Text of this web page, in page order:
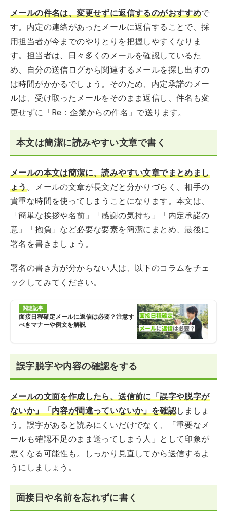
メールの件名は、変更せずに返信するのがおすすめで
す。内定の連絡があったメールに返信することで、採
用担当者が今までのやりとりを把握しやすくなりま
す。担当者は、日々多くのメールを確認しているた
め、自分の送信ログから関連するメールを探し出すの
は時間がかかるでしょう。そのため、内定承諾のメー
ルは、受け取ったメールをそのまま返信し、件名も変
更せずに「Re：企業からの件名」で送ります。
本文は簡潔に読みやすい文章で書く
メールの本文は簡潔に、読みやすい文章でまとめまし
ょう。メールの文章が長文だと分かりづらく、相手の
貴重な時間を使ってしまうことになります。本文は、
「簡単な挨拶や名前」「感謝の気持ち」「内定承諾の
意」「抱負」など必要な要素を簡潔にまとめ、最後に
署名を書きましょう。
署名の書き方が分からない人は、以下のコラムをチェ
ックしてみてください。
関連記事
面接日程確定メールに返信は必要？注意す
べきマナーや例文を解説
誤字脱字や内容の確認をする
メールの文面を作成したら、送信前に「誤字や脱字が
ないか」「内容が間違っていないか」を確認しましょ
う。誤字があると読みにくいだけでなく、「重要なメ
ールも確認不足のまま送ってしまう人」として印象が
悪くなる可能性も。しっかり見直してから送信するよ
うにしましょう。
面接日や名前を忘れずに書く